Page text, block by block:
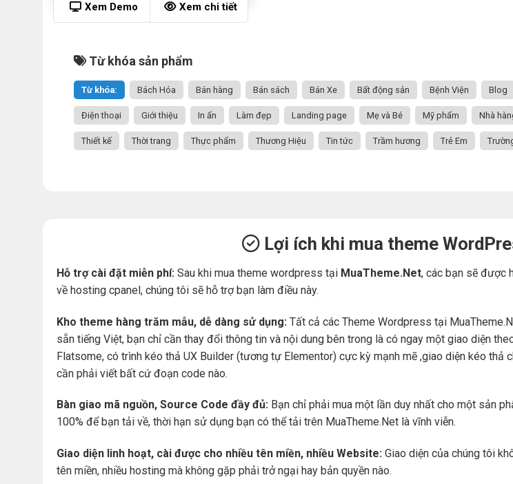
Xem Demo Xem chi tiết
Từ khóa sản phẩm
Từ khóa: Bách Hóa Bán hàng Bán sách Bán Xe Bất động sản Bệnh Viện Blog
Điện thoại Giới thiệu In ấn Làm đẹp Landing page Mẹ và Bé Mỹ phẩm Nhà
Thiết kế Thời trang Thực phẩm Thương Hiệu Tin tức Trầm hương Trẻ Em
Lợi ích khi mua theme
Hỗ trợ cài đặt miễn phí: Sau khi mua theme wordpress tại MuaTheme.Net, các bạn sẽ được
về hosting cpanel, chúng tôi sẽ hỗ trợ bạn làm điều này.
Kho theme hàng trăm mẫu, dễ dàng sử dụng: Tất cả các Theme Wordpress tại
sẵn tiếng Việt, bạn chỉ cần thay đổi thông tin và nội dung bên trong là có ngay một giao diện
Flatsome, có trình kéo thả UX Builder (tương tự Elementor) cực kỳ mạnh mẽ ,giao diện kéo thả
cần phải viết bất cứ đoạn code nào.
Bàn giao mã nguồn, Source Code đầy đủ: Bạn chỉ phải mua một lần duy nhất cho một sản
100% để bạn tải về, thời hạn sử dụng bạn có thể tải trên MuaTheme.Net là vĩnh viễn.
Giao diện linh hoạt, cài được cho nhiều tên miền, nhiều Website: Giao diện của chúng tôi
tên miền, nhiều hosting mà không gặp phải trở ngại hay bản quyền nào.